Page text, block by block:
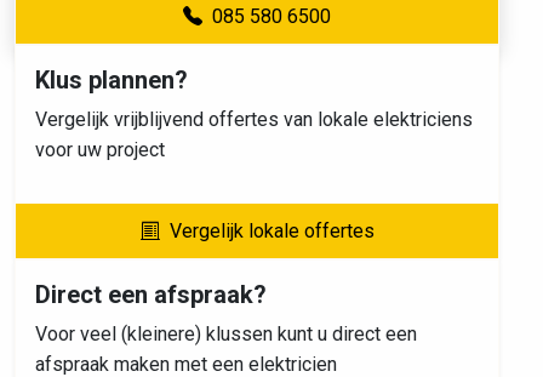
085 580 6500
Klus plannen?
Vergelijk vrijblijvend offertes van lokale elektriciens
voor uw project
Vergelijk lokale offertes
Direct een afspraak?
Voor veel (kleinere) klussen kunt u direct een
afspraak maken met een elektricien